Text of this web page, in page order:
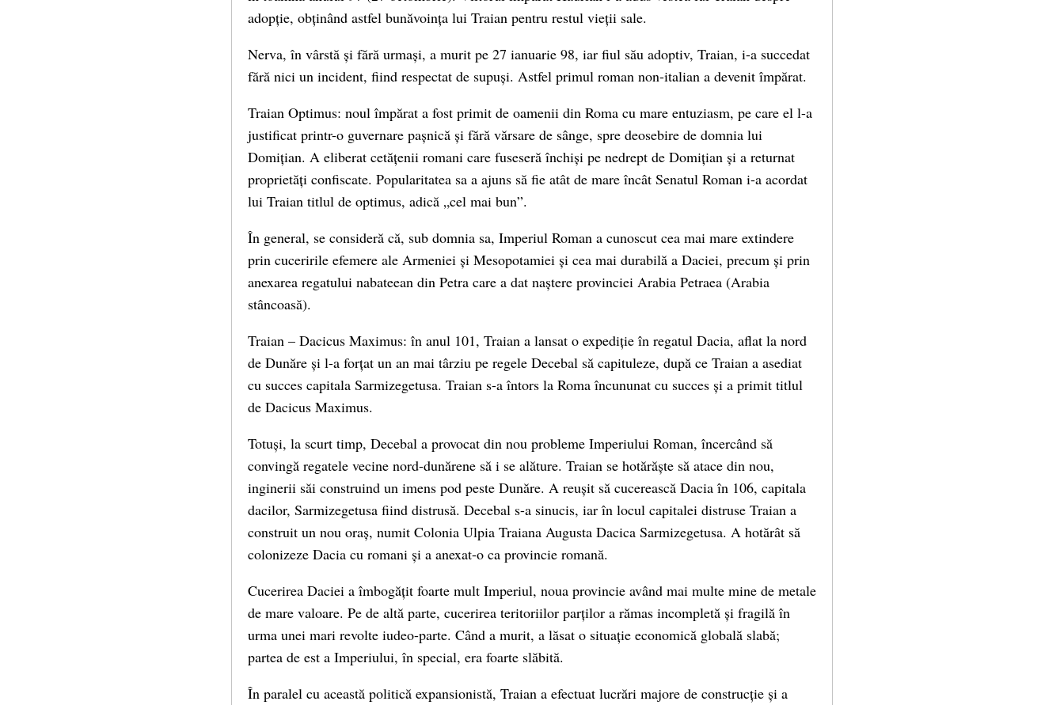
adopție, obținând astfel bunăvoința lui Traian pentru restul vieții sale.
Nerva, în vârstă și fără urmași, a murit pe 27 ianuarie 98, iar fiul său adoptiv, Traian, i-a succedat
fără nici un incident, fiind respectat de supuși. Astfel primul roman non-italian a devenit împărat.
Traian Optimus: noul împărat a fost primit de oamenii din Roma cu mare entuziasm, pe care el l-a
justificat printr-o guvernare pașnică și fără vărsare de sânge, spre deosebire de domnia lui
Domițian. A eliberat cetățenii romani care fuseseră închiși pe nedrept de Domițian și a returnat
proprietăți confiscate. Popularitatea sa a ajuns să fie atât de mare încât Senatul Roman i-a acordat
lui Traian titlul de optimus, adică „cel mai bun”.
În general, se consideră că, sub domnia sa, Imperiul Roman a cunoscut cea mai mare extindere
prin cuceririle efemere ale Armeniei și Mesopotamiei și cea mai durabilă a Daciei, precum și prin
anexarea regatului nabateean din Petra care a dat naștere provinciei Arabia Petraea (Arabia
stâncoasă).
Traian – Dacicus Maximus: în anul 101, Traian a lansat o expediție în regatul Dacia, aflat la nord
de Dunăre și l-a forțat un an mai târziu pe regele Decebal să capituleze, după ce Traian a asediat
cu succes capitala Sarmizegetusa. Traian s-a întors la Roma încununat cu succes și a primit titlul
de Dacicus Maximus.
Totuși, la scurt timp, Decebal a provocat din nou probleme Imperiului Roman, încercând să
convingă regatele vecine nord-dunărene să i se alăture. Traian se hotărăște să atace din nou,
inginerii săi construind un imens pod peste Dunăre. A reușit să cucerească Dacia în 106, capitala
dacilor, Sarmizegetusa fiind distrusă. Decebal s-a sinucis, iar în locul capitalei distruse Traian a
construit un nou oraș, numit Colonia Ulpia Traiana Augusta Dacica Sarmizegetusa. A hotărât să
colonizeze Dacia cu romani și a anexat-o ca provincie romană.
Cucerirea Daciei a îmbogățit foarte mult Imperiul, noua provincie având mai multe mine de metale
de mare valoare. Pe de altă parte, cucerirea teritoriilor parților a rămas incompletă și fragilă în
urma unei mari revolte iudeo-parte. Când a murit, a lăsat o situație economică globală slabă;
partea de est a Imperiului, în special, era foarte slăbită.
În paralel cu această politică expansionistă, Traian a efectuat lucrări majore de construcție și a